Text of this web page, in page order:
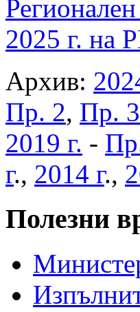
2025 г. на
Архив:
Пр. 2, Пр. 3
2019 г. -
г., 2014 г.,
Полезни